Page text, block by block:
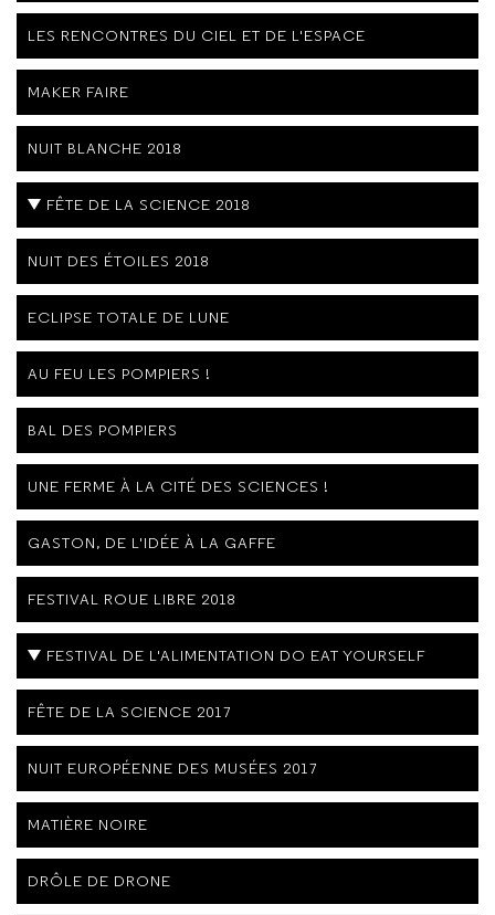
LES RENCONTRES DU CIEL ET DE L'ESPACE
MAKER FAIRE
NUIT BLANCHE 2018
FÊTE DE LA SCIENCE 2018
NUIT DES ÉTOILES 2018
ECLIPSE TOTALE DE LUNE
AU FEU LES POMPIERS !
BAL DES POMPIERS
UNE FERME À LA CITÉ DES SCIENCES !
GASTON, DE L'IDÉE À LA GAFFE
FESTIVAL ROUE LIBRE 2018
FESTIVAL DE L'ALIMENTATION DO EAT YOURSELF
FÊTE DE LA SCIENCE 2017
NUIT EUROPÉENNE DES MUSÉES 2017
MATIÈRE NOIRE
DRÔLE DE DRONE